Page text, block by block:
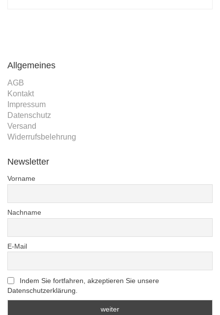
Allgemeines
AGB
Kontakt
Impressum
Datenschutz
Versand
Widerrufsbelehrung
Newsletter
Vorname
Nachname
E-Mail
Indem Sie fortfahren, akzeptieren Sie unsere
Datenschutzerklärung.